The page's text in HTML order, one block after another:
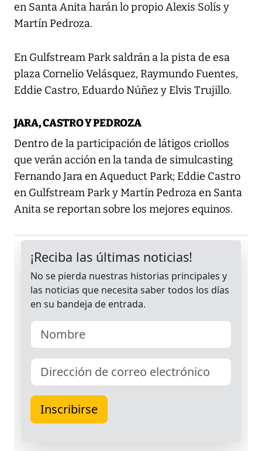
en Santa Anita harán lo propio Alexis Solís y
Martín Pedroza.
En Gulfstream Park saldrán a la pista de esa
plaza Cornelio Velásquez, Raymundo Fuentes,
Eddie Castro, Eduardo Núñez y Elvis Trujillo.
JARA, CASTRO Y PEDROZA
Dentro de la participación de látigos criollos
que verán acción en la tanda de simulcasting
Fernando Jara en Aqueduct Park; Eddie Castro
en Gulfstream Park y Martín Pedroza en Santa
Anita se reportan sobre los mejores equinos.